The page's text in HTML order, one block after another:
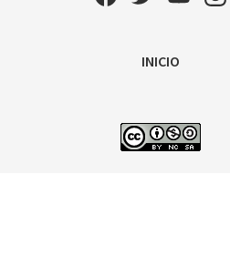
INICIO